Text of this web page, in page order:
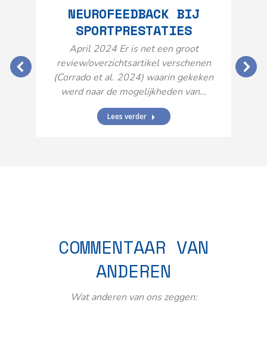
NEUROFEEDBACK BIJ
SPORTPRESTATIES
April 2024 Er is net een groot
review/overzichtsartikel verschenen
(Corrado et al. 2024) waarin gekeken
werd naar de mogelijkheden van…
Lees verder
COMMENTAAR VAN
ANDEREN
Wat anderen van ons zeggen: